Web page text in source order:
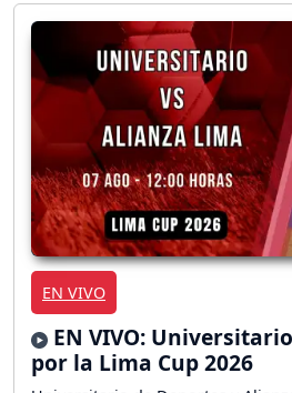
EN VIVO
EN VIVO:
por la Lima Cup 2026